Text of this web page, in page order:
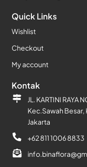
Quick Links
Wishlist
Checkout
My account
Kontak
JL. KARTINI RAYA
Kec.Sawah Besar,
Jakarta
+62 811 1006 8833